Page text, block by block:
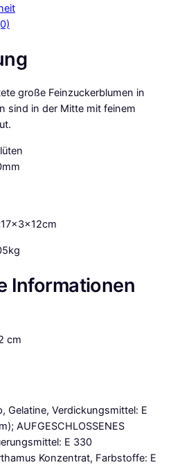
große Feinzuckerblumen in
sind in der Mitte mit feinem
17x3x12cm
Informationen
cm
Gelatine, Verdickungsmittel: E
AUFGESCHLOSSENES
E 330
Konzentrat, Farbstoffe: E